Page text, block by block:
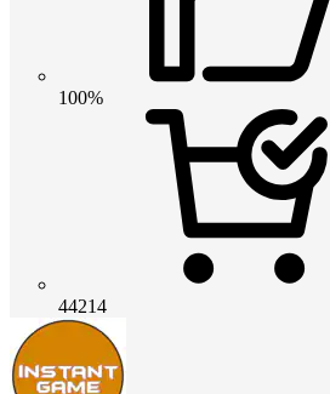
100%
44214